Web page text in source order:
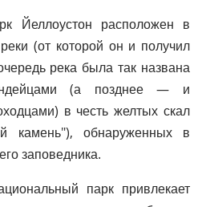
Йеллоустон расположен в
(от которой он и получил
река была так названа
(а позднее — и
в честь желтых скал
обнаруженных в
заповедника.
парк привлекает